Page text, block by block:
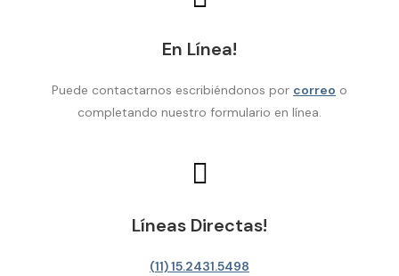
En Línea!
Puede contactarnos escribiéndonos por correo o
completando nuestro formulario en línea.
Líneas Directas!
(11) 15.2431.5498